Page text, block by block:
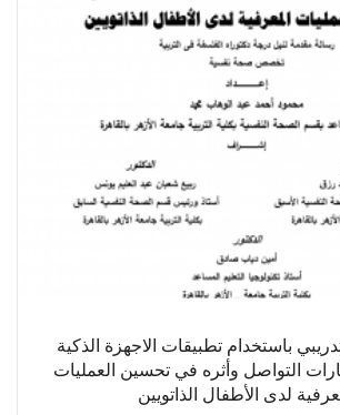
باستخدام تطبيقات الاجهزة الذكية
التواصل وأثره في تحسين العمليات
لدى الأطفال الذاتويين